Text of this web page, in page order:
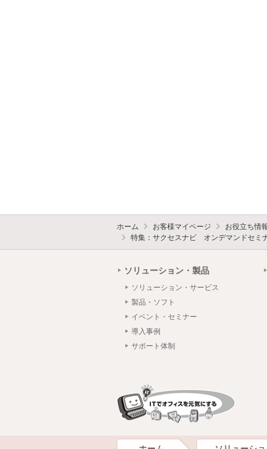
ホーム お客様マイページ お役立ち情
特集：サクセスナビ オンデマンドセミ
ソリューション・製品
ソリューション・サービス
製品・ソフト
イベント・セミナー
導入事例
サポート体制